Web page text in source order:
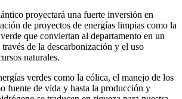
proyectará una fuerte inversión en
de proyectos de energías limpias como la
que conviertan al departamento en un
de la descarbonización y el uso
naturales.
verdes como la eólica, el manejo de los
fuente de vida y hasta la producción y